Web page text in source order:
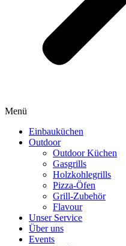
Menü
Einbauküchen
Outdoor
Outdoor Küchen
Gasgrills
Holzkohlegrills
Pizza-Öfen
Grill-Zubehör
Flavour
Unser Service
Über uns
Events